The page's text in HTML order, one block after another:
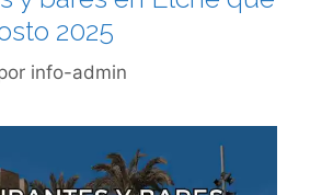
2025
info-admin